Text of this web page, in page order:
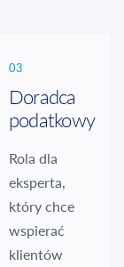
03
Doradca
podatkowy
Rola dla
eksperta,
który chce
wspierać
klientów